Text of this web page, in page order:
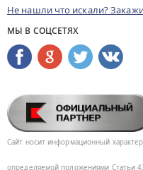
Не нашли что искали?
МЫ В СОЦСЕТЯХ
Сайт носит информационный
определяемой положениями Статьи